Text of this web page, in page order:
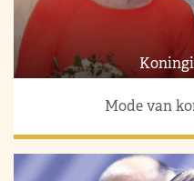
Mode van